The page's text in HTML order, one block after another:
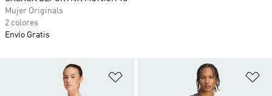
Añadir a la lista de deseos
Mujer Originals
2 colores
Envío Gratis